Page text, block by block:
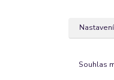
Nastavení
Souhlas